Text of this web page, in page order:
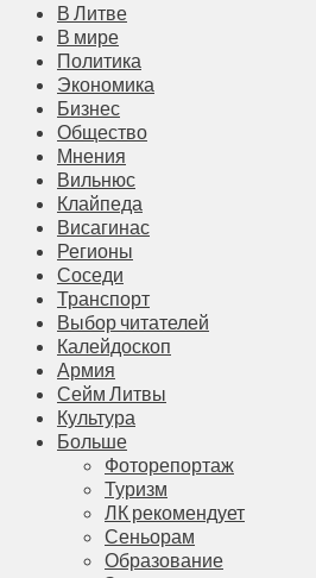
В Литве
В мире
Политика
Экономика
Бизнес
Общество
Мнения
Вильнюс
Клайпеда
Висагинас
Регионы
Соседи
Транспорт
Выбор читателей
Калейдоскоп
Армия
Сейм Литвы
Культура
Больше
Фоторепортаж
Туризм
ЛК рекомендует
Сеньорам
Образование